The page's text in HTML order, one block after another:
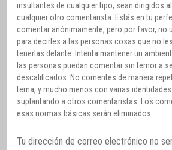
insultantes de cualquier tipo, sean dirigidos
cualquier otro comentarista. Estás en tu
comentar anónimamente, pero por favor, no
para decirles a las personas cosas que no
tenerlas delante. Intenta mantener un
las personas puedan comentar sin temor a
descalificados. No comentes de manera
tema, y mucho menos con varias
suplantando a otros comentaristas. Los
esas normas básicas serán eliminados.
Tu dirección de correo electrónico no